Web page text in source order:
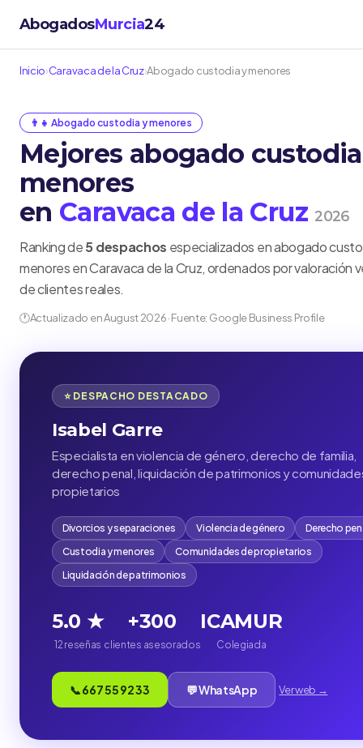
AbogadosMurcia24
Inicio›Caravaca de la Cruz›Abogado custodia y menores
👨‍👧 Abogado custodia y menores
Mejores abogado
menores
en Caravaca de la Cruz 2026
Ranking de5 despachos especializados en abogado
menores en Caravaca de la Cruz, ordenados por valoración
de clientes reales.
🕐Actualizado en August 2026 · Fuente: Google Business Profile
⭐ DESPACHO DESTACADO
Isabel Garre
Especialista en violencia de género, derecho de familia,
derecho penal, liquidación de patrimonios y
propietarios
Divorcios y separaciones Violencia de género
Derecho
Custodia y menores
Comunidades de propietarios
Liquidación de patrimonios
5.0 ★
12 reseñas
+300
clientes asesorados
ICAMUR
Colegiada
📞 667 55 92 33 💬 WhatsApp Ver web →